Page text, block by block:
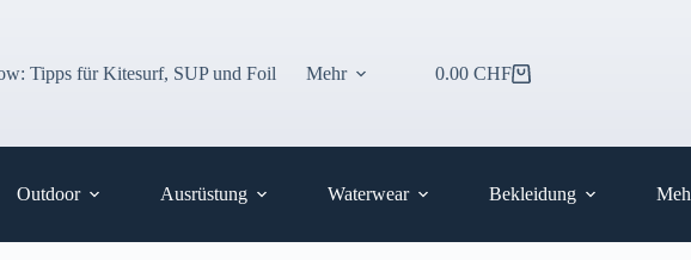
Tipps für Kitesurf, SUP und Foil Mehr Warenkorb
0.00 CHF
Outdoor Ausrüstung Waterwear Bekleidung